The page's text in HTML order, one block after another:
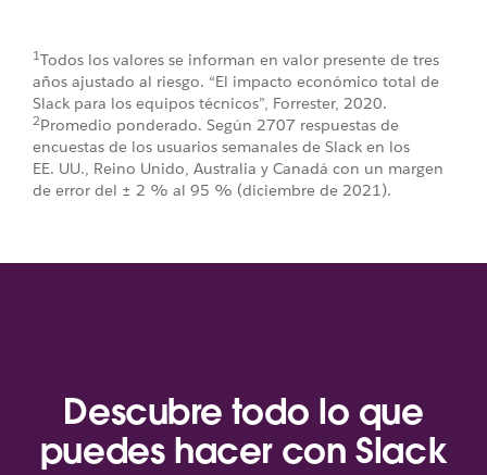
1Todos los valores se informan en valor presente de tres
años ajustado al riesgo. “El impacto económico total de
Slack para los equipos técnicos”, Forrester, 2020.
2Promedio ponderado. Según 2707 respuestas de
encuestas de los usuarios semanales de Slack en los
EE. UU., Reino Unido, Australia y Canadá con un margen
de error del ± 2 % al 95 % (diciembre de 2021).
Descubre todo lo que
puedes hacer con Slack